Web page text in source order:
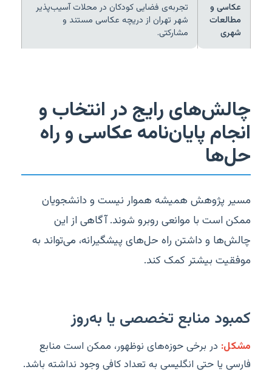
عکاسی و
مطالعات
شهری
تجربه‌ی فضایی کودکان در محلات آسیب‌پذیر
شهر تهران از دریچه عکاسی مستند و
مشارکتی.
چالش‌های رایج در انتخاب و
انجام پایان‌نامه عکاسی و راه
حل‌ها
مسیر پژوهش همیشه هموار نیست و دانشجویان
ممکن است با موانعی روبرو شوند. آگاهی از این
چالش‌ها و داشتن راه حل‌های پیشگیرانه، می‌تواند به
موفقیت بیشتر کمک کند.
کمبود منابع تخصصی یا به‌روز
مشکل: در برخی حوزه‌های نوظهور، ممکن است منابع
فارسی یا حتی انگلیسی به تعداد کافی وجود نداشته باشد.